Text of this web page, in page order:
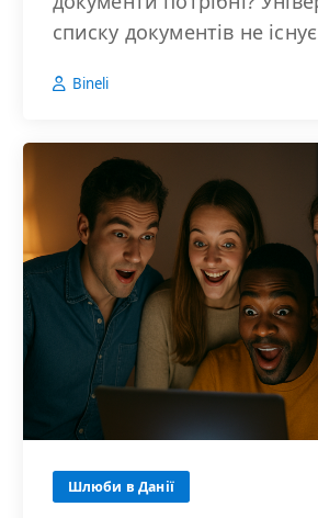
списку документів не
Bineli
Шлюби в Данії